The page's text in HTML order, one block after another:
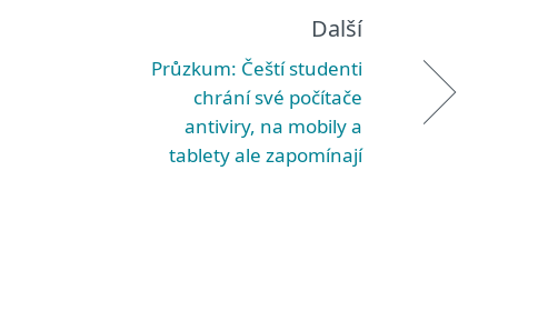
Další
Průzkum: Čeští studenti
chrání své počítače
antiviry, na mobily a
tablety ale zapomínají